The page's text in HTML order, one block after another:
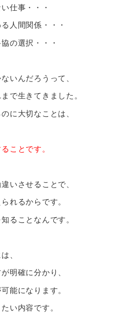
仕事・・・
人間関係・・・
の選択・・・
いんだろうって、
で生きてきました。
に大切なことは、
ことです。
いさせることで、
れるからです。
ることなんです。
、
明確に分かり、
能になります。
い内容です。